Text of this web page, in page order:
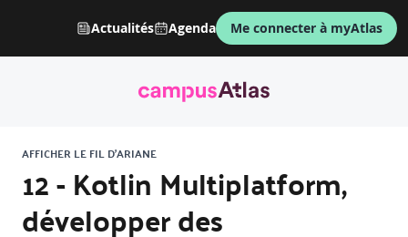
Actualités Agenda Me connecter à myAtlas
AFFICHER LE FIL D'ARIANE
12 - Kotlin Multiplatform,
développer des